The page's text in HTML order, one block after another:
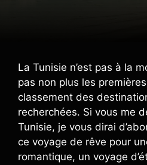
La Tunisie n’est pas à la
pas non plus les
classement des
recherchées. Si vous me
Tunisie, je vous dirai
ce voyage de rêve pour
romantique, un voyage